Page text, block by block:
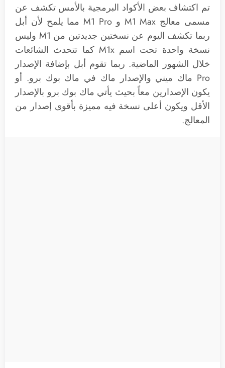
تم اكتشاف بعض الأكواد البرمجية بالأمس تكشف عن
مسمى معالج M1 Max و M1 Pro مما يلمح لأن أبل
ربما تكشف اليوم عن نسختين جديدتين من M1 وليس
نسخة واحدة تحت اسم M1x كما تتحدث الشائعات
خلال الشهور الماضية. ربما تقوم أبل بإضافة الإصدار
Pro ماك ميني والإصدار ماك في ماك بوك برو. أو
يكون الإصدارين معاً بحيث يأتي ماك بوك برو بالإصدار
الأقل ويكون أعلى نسخة فيه مميزة بأقوى إصدار من
المعالج.